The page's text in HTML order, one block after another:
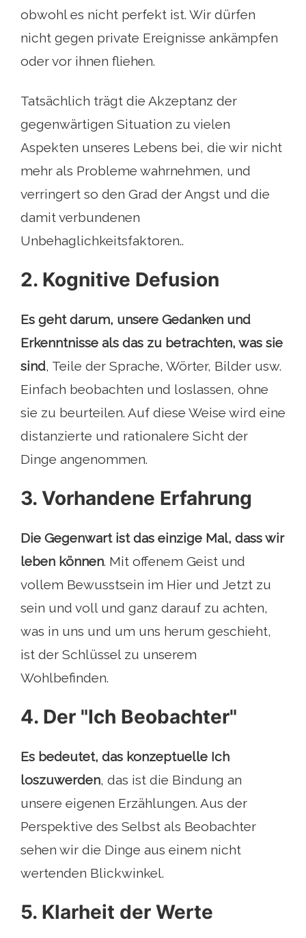
obwohl es nicht perfekt ist. Wir dürfen
nicht gegen private Ereignisse ankämpfen
oder vor ihnen fliehen.
Tatsächlich trägt die Akzeptanz der
gegenwärtigen Situation zu vielen
Aspekten unseres Lebens bei, die wir nicht
mehr als Probleme wahrnehmen, und
verringert so den Grad der Angst und die
damit verbundenen
Unbehaglichkeitsfaktoren..
2. Kognitive Defusion
Es geht darum, unsere Gedanken und
Erkenntnisse als das zu betrachten, was sie
sind, Teile der Sprache, Wörter, Bilder usw.
Einfach beobachten und loslassen, ohne
sie zu beurteilen. Auf diese Weise wird eine
distanzierte und rationalere Sicht der
Dinge angenommen.
3. Vorhandene Erfahrung
Die Gegenwart ist das einzige Mal, dass wir
leben können. Mit offenem Geist und
vollem Bewusstsein im Hier und Jetzt zu
sein und voll und ganz darauf zu achten,
was in uns und um uns herum geschieht,
ist der Schlüssel zu unserem
Wohlbefinden.
4. Der "Ich Beobachter"
Es bedeutet, das konzeptuelle Ich
loszuwerden, das ist die Bindung an
unsere eigenen Erzählungen. Aus der
Perspektive des Selbst als Beobachter
sehen wir die Dinge aus einem nicht
wertenden Blickwinkel.
5. Klarheit der Werte